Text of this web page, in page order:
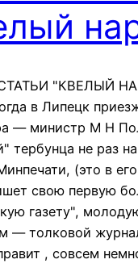
"КВЕЛЫЙ
в Липецк
— министр М Н
тербунца не раз
(это в
свою первую
газету",
— толковой
, совсем